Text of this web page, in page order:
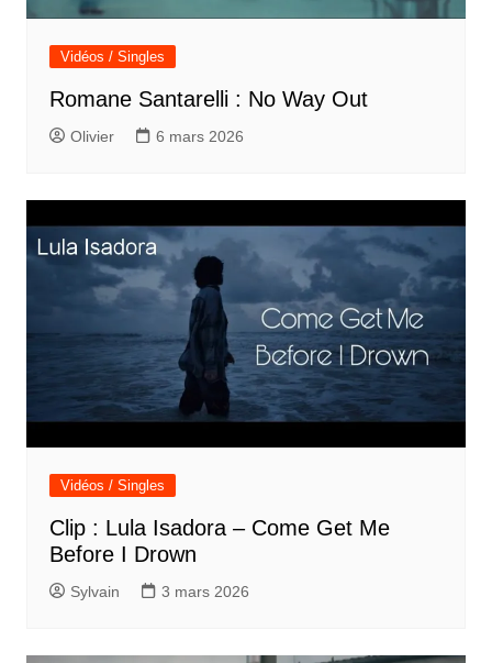
Vidéos / Singles
Romane Santarelli : No Way Out
Olivier 6 mars 2026
Vidéos / Singles
Clip : Lula Isadora – Come Get Me
Before I Drown
Sylvain 3 mars 2026